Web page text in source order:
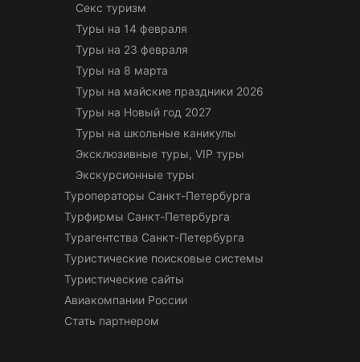
Секс туризм
Туры на 14 февраля
Туры на 23 февраля
Туры на 8 марта
Туры на майские праздники 2026
Туры на Новый год 2027
Туры на школьные каникулы
Эксклюзивные туры, VIP туры
Экскурсионные туры
Туроператоры Санкт-Петербурга
Турфирмы Санкт-Петербурга
Турагентства Санкт-Петербурга
Туристические поисковые системы
Туристические сайты
Авиакомпании России
Стать партнером